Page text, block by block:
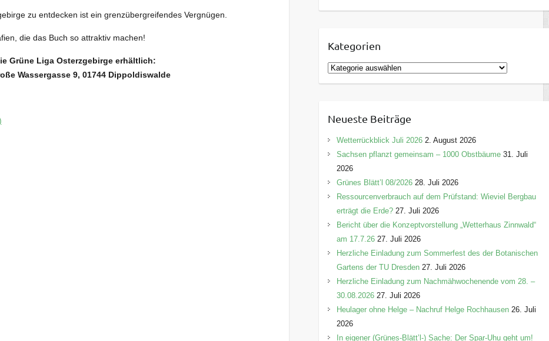
zu entdecken ist ein grenzübergreifendes Vergnügen.
die das Buch so attraktiv machen!
Grüne Liga Osterzgebirge erhältlich:
Wassergasse 9, 01744 Dippoldiswalde
Kategorien
K
a
g
o
r
e
n
Neueste Beiträge
Wetterrückblick Juli 2026 2. August 2026
Sachsen pflanzt gemeinsam – 1000 Obstbäume 31. Juli
2026
Grünes Blätt’l 08/2026 28. Juli 2026
Ressourcenverbrauch auf dem Prüfstand: Wieviel Bergbau
erträgt die Erde? 27. Juli 2026
Bericht über die Konzeptvorstellung „Wetterhaus Zinnwald“
am 17.7.26 27. Juli 2026
Herzliche Einladung zum Sommerfest des der Botanischen
Gartens der TU Dresden 27. Juli 2026
Herzliche Einladung zum Nachmähwochenende vom 28. –
30.08.2026 27. Juli 2026
Heulager ohne Helge – Nachruf Helge Rochhausen 26. Juli
2026
In eigener (Grünes-Blätt’l-) Sache: Der Spar-Uhu geht um!